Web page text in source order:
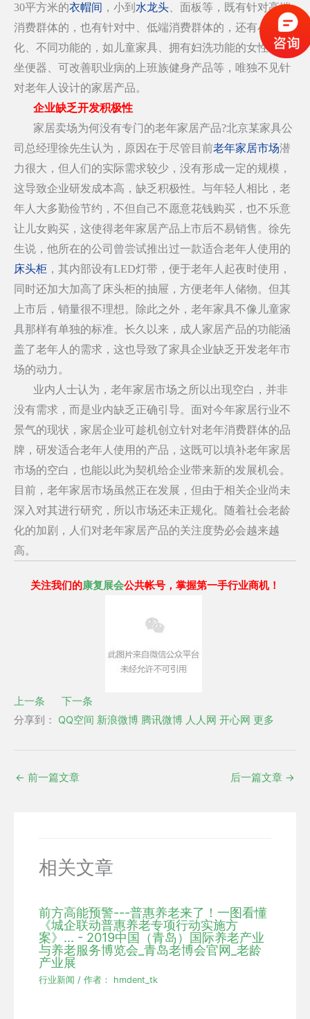
30平方米的衣帽间 ，小到 水龙头 、面板等，既有针对高端
消费群体的，也有针对中、低端消费群体的，还有小众
化、不同功能的，如儿童家具、拥有妇洗功能的女性专用
坐便器、可改善职业病的上班族健身产品等，唯独不见针
对老年人设计的家居产品。
企业缺乏开发积极性
家居卖场为何没有专门的老年家居产品?北京某家具公
司总经理徐先生认为，原因在于尽管目前老年家居市场潜
力很大，但人们的实际需求较少，没有形成一定的规模，
这导致企业研发成本高，缺乏积极性。与年轻人相比，老
年人大多勤俭节约，不但自己不愿意花钱购买，也不乐意
让儿女购买，这使得老年家居产品上市后不易销售。徐先
生说，他所在的公司曾尝试推出过一款适合老年人使用的
床头柜 ，其内部设有LED灯带，便于老年人起夜时使用，
同时还加大加高了床头柜的抽屉，方便老年人储物。但其
上市后，销量很不理想。除此之外，老年家具不像儿童家
具那样有单独的标准。长久以来，成人家居产品的功能涵
盖了老年人的需求，这也导致了家具企业缺乏开发老年市
场的动力。
业内人士认为，老年家居市场之所以出现空白，并非
没有需求，而是业内缺乏正确引导。面对今年家居行业不
景气的现状，家居企业可趁机创立针对老年消费群体的品
牌，研发适合老年人使用的产品，这既可以填补老年家居
市场的空白，也能以此为契机给企业带来新的发展机会。
目前，老年家居市场虽然正在发展，但由于相关企业尚未
深入对其进行研究，所以市场还未正规化。随着社会老龄
化的加剧，人们对老年家居产品的关注度势必会越来越
高。
关注我们的康复展会公共帐号，掌握第一手行业商机！
上一条
下一条
分享到：
QQ空间 新浪微博 腾讯微博 人人网 开心网 更多
← 前一篇文章 后一篇文章 →
相关文章
前方高能预警---普惠养老来了！一图看懂
《城企联动普惠养老专项行动实施方
案》... - 2019中国（青岛）国际养老产业
与养老服务博览会_青岛老博会官网_老龄
产业展
行业新闻 / 作者： hmdent_tk